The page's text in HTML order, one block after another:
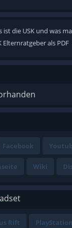
ist die USK und was
Elternratgeber als PDF
Facebook
Wiki
Rift